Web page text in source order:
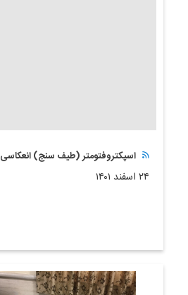
اسپکتروفتومتر (طیف سنج) انعکاسی
۲۴ اسفند ۱۴۰۱